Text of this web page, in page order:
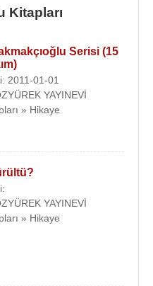
ders kitapları yazdı;
15 – 20 Ekin 1927
’da toplanan 2.
ATATÜRK
suretiyle 6 günde
çocuklar için
getirdi.
Şubat 1998 tarihinde
olup okuma yazmayı
için uygundur. Görsel
Kitapları
Serisi (15
2011-01-01
YAYINEVİ
» Hikaye
YAYINEVİ
» Hikaye